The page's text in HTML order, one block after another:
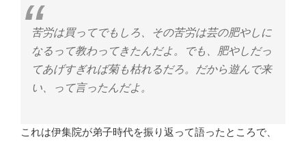
苦労は買ってでもしろ、その苦労は芸の肥やしに
なるって教わってきたんだよ。でも、肥やしだっ
てあげすぎれば菊も枯れるだろ。だから遊んで来
い、って言ったんだよ。
これは伊集院が弟子時代を振り返って語ったところで、